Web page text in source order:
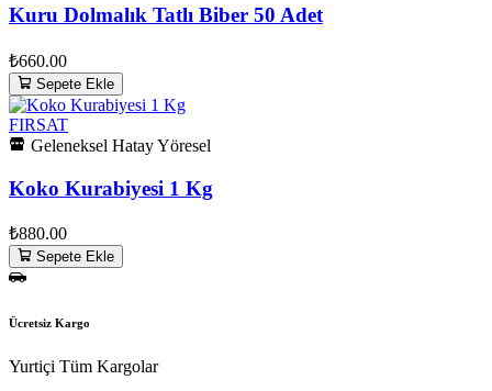
Kuru Dolmalık Tatlı Biber 50 Adet
₺660.00
Sepete Ekle
FIRSAT
Geleneksel Hatay Yöresel
Koko Kurabiyesi 1 Kg
₺880.00
Sepete Ekle
Ücretsiz Kargo
Yurtiçi Tüm Kargolar